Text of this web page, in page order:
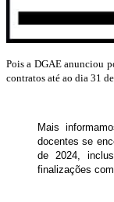
Pois a DGAE anunciou
contratos até ao dia 31
Mais
docentes se
de 2024,
finalizações